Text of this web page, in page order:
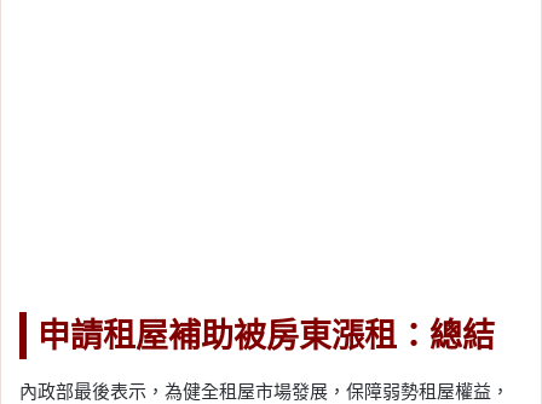
申請租屋補助被房東漲租：總結
內政部最後表示，為健全租屋市場發展，保障弱勢租屋權益，